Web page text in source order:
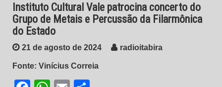
Instituto Cultural Vale patrocina concerto do
Grupo de Metais e Percussão da Filarmônica
do Estado
21 de agosto de 2024 radioitabira
Fonte: Vinícius Correia